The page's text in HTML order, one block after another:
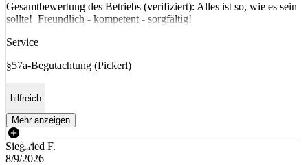
Gesamtbewertung des Betriebs (verifiziert): Alles ist so, wie es sein
sollte! Freundlich - kompetent - sorgfältig!
Service
§57a-Begutachtung (Pickerl)
hilfreich
Mehr anzeigen
Siegfried F.
8/9/2026